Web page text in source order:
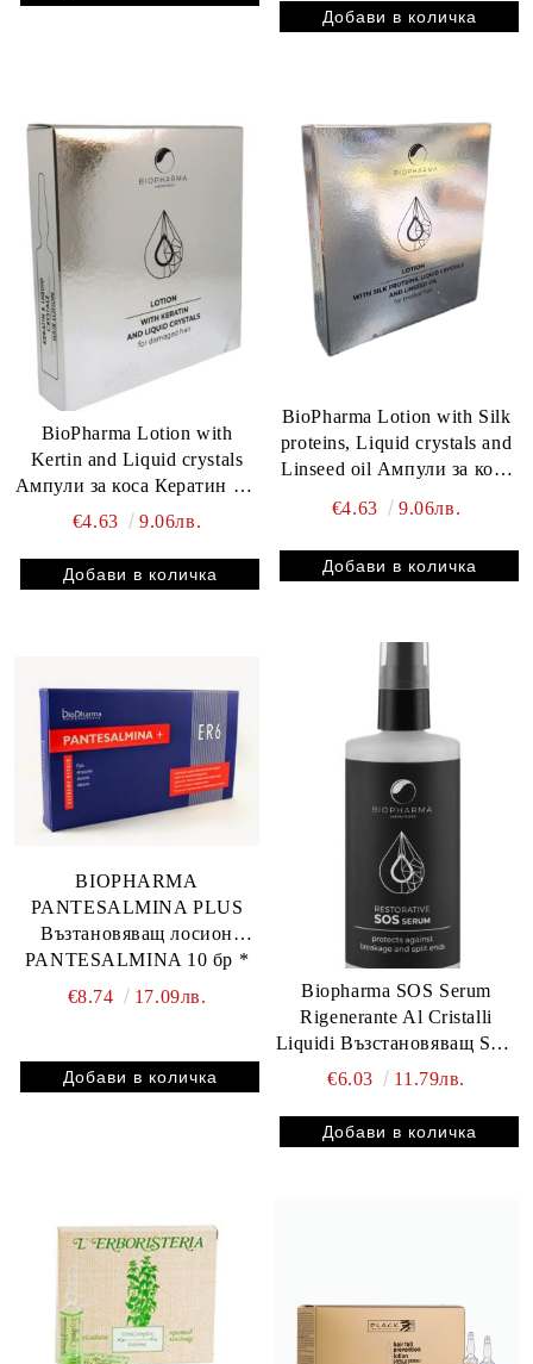
BioPharma Lotion with
Kertin and Liquid crystals
Ампули за коса Кератин 5 х
15 мл
€4.63 9.06лв.
BioPharma Lotion with Silk
proteins, Liquid crystals and
Linseed oil Ампули за коса
Коприна 5 х 15 мл
€4.63 9.06лв.
BIOPHARMA
PANTESALMINA PLUS
Възтановяващ лосион
PANTESALMINA 10 бр *
15 мл Временно изчерпан.
€8.74 17.09лв.
Biopharma SOS Serum
Rigenerante Al Cristalli
Liquidi Възстановяващ SOS
серум 100 мл В
€6.03 11.79лв.